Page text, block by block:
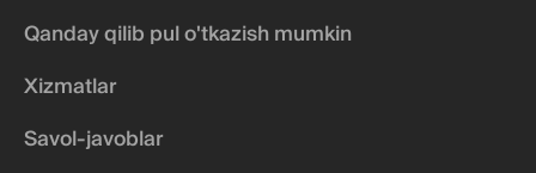
Qanday qilib pul o'tkazish mumkin
Xizmatlar
Savol-javoblar